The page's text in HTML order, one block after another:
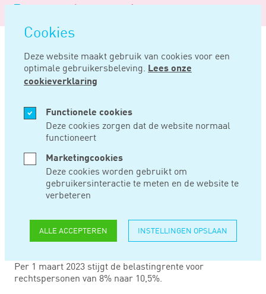
overslaan
Cookies
Deze website maakt gebruik van cookies voor een
optimale gebruikersbeleving. Lees onze
cookieverklaring
Functionele cookies
Deze cookies zorgen dat de website normaal
functioneert
Marketingcookies
Deze cookies worden gebruikt om
gebruikersinteractie te meten en de website te
verbeteren
ALLE ACCEPTEREN INSTELLINGEN OPSLAAN
Logo
Noord
Negentig
Home Nieuws
FEB 16, 2023
BELASTINGRENTE
VOOR BV’S PER 1
MAART 2023 NAAR
10,5%
Per 1 maart 2023 stijgt de belastingrente voor
rechtspersonen van 8% naar 10,5%.